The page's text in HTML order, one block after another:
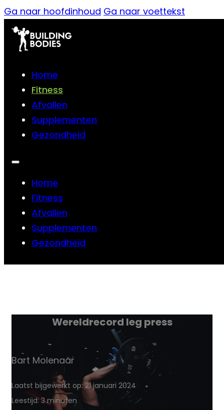
Ga naar hoofdinhoud Ga naar voettekst
Home
Fitness
Afvallen
Supplementen
Gezondheid
Home
Fitness
Afvallen
Supplementen
Gezondheid
Wereldrecord leg press
Bart Molenaar
Laatst bijgewerkt op: 21 januari 2024
Leestijd: 3 minuten